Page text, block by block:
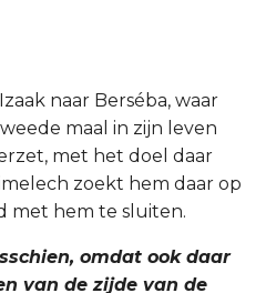
naar Berséba, waar
maal in zijn leven
met het doel daar
zoekt hem daar op
met hem te sluiten.
omdat ook daar
van de zijde van de